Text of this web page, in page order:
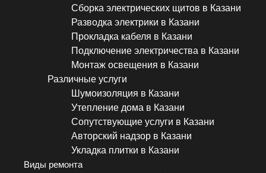
Сборка электрических щитов в Казани
Разводка электрики в Казани
Прокладка кабеля в Казани
Подключение электричества в Казани
Монтаж освещения в Казани
Различные услуги
Шумоизоляция в Казани
Утепление дома в Казани
Сопутствующие услуги в Казани
Авторский надзор в Казани
Укладка плитки в Казани
Виды ремонта